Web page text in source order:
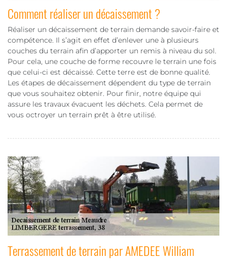
Comment réaliser un décaissement ?
Réaliser un décaissement de terrain demande savoir-faire et
compétence. Il s’agit en effet d’enlever une à plusieurs
couches du terrain afin d’apporter un remis à niveau du sol.
Pour cela, une couche de forme recouvre le terrain une fois
que celui-ci est décaissé. Cette terre est de bonne qualité.
Les étapes de décaissement dépendent du type de terrain
que vous souhaitez obtenir. Pour finir, notre équipe qui
assure les travaux évacuent les déchets. Cela permet de
vous octroyer un terrain prêt à être utilisé.
Terrassement de terrain par AMEDEE William